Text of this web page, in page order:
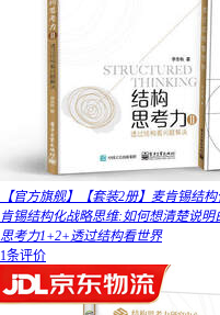
【官方旗舰】【套装2册】麦肯锡结
肯锡结构化战略思维:如何想清楚说
思考力1+2+透过结构看世界
1条评价